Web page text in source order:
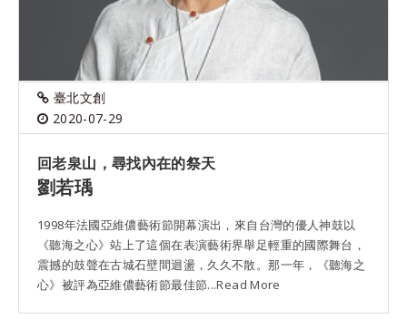
臺北文創
2020-07-29
回老泉山，尋找內在的祭天
劉若瑀
1998年法國亞維儂藝術節開幕演出，來自台灣的優人神鼓以
《聽海之心》站上了這個在表演藝術界舉足輕重的國際舞台，
震撼的鼓聲在古城石壁間迴盪，久久不散。那一年，《聽海之
心》被評為亞維儂藝術節最佳節...Read More